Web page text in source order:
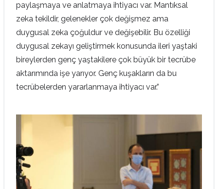
paylaşmaya ve anlatmaya ihtiyacı var. Mantıksal
zeka tekildir, gelenekler çok değişmez ama
duygusal zeka çoğuldur ve değişebilir. Bu özelliği
duygusal zekayı geliştirmek konusunda ileri yaştaki
bireylerden genç yaştakilere çok büyük bir tecrübe
aktarımında işe yarıyor. Genç kuşakların da bu
tecrübelerden yararlanmaya ihtiyacı var.”